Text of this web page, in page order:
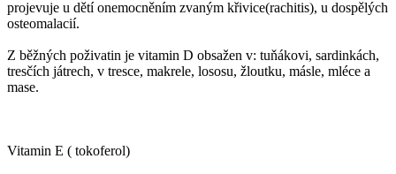
projevuje u dětí onemocněním zvaným křivice(rachitis), u dospělých
osteomalacií.
Z běžných poživatin je vitamin D obsažen v: tuňákovi, sardinkách,
tresčích játrech, v tresce, makrele, lososu, žloutku, másle, mléce a
mase.
Vitamin E ( tokoferol)